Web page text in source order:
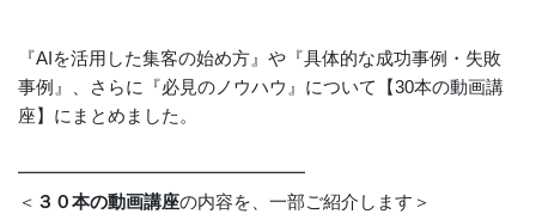
『AIを活用した集客の始め方』や『具体的な成功事例・失敗
事例』、さらに『必見のノウハウ』について【30本の動画講
座】にまとめました。
━━━━━━━━━━━━━━━━
＜ ３０本の動画講座の内容を、一部ご紹介します＞